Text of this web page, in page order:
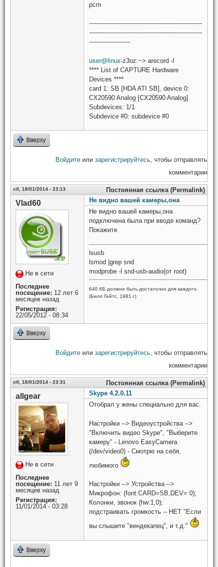
pcm
----------------------------------------------------------
----------------------------------------------------------
---------------------
user@linux-z3oz:~> arecord -l
**** List of CAPTURE Hardware
Devices ****
card 1: SB [HDA ATI SB], device 0:
CX20590 Analog [CX20590 Analog]
Subdevices: 1/1
Subdevice #0: subdevice #0
Вверху
Войдите или зарегистрируйтесь, чтобы отправлять
комментарии
сб, 18/01/2014 - 23:13 Постоянная ссылка (Permalink)
Vlad60
Не в сети
Последнее
посещение: 12 лет 6
месяцев назад
Регистрация:
22/05/2012 - 08:34
Не видно вашей камеры,она
Не видно вашей камеры,она
подключена была при вводе команд?
Покажите
lsusb
lsmod |grep snd
modprobe -l snd-usb-audio(от root)
640 КБ должно быть достаточно для каждого.
(Билл Гейтс, 1981 г)
Вверху
Войдите или зарегистрируйтесь, чтобы отправлять
комментарии
сб, 18/01/2014 - 23:31 Постоянная ссылка (Permalink)
allgear
Не в сети
Последнее
посещение: 11 лет 9
месяцев назад
Регистрация:
11/01/2014 - 03:28
Skype 4.2.0.11
Отобрал у жены специально для вас.
Настройки --> Видеоустройства -->
"Включить видео Skype", "Выберите
камеру" - Lenovo EasyCamera
(/dev/video0) - Смотрю на себя,
любимого
Настройки --> Устройства -->
Микрофон: (font:CARD=SB,DEV= 0);
Колонки, звонок (hw:1,0);
подстраивать громкость -- НЕТ "Если
вы слышите "вендекапец", и т.д."
Вверху